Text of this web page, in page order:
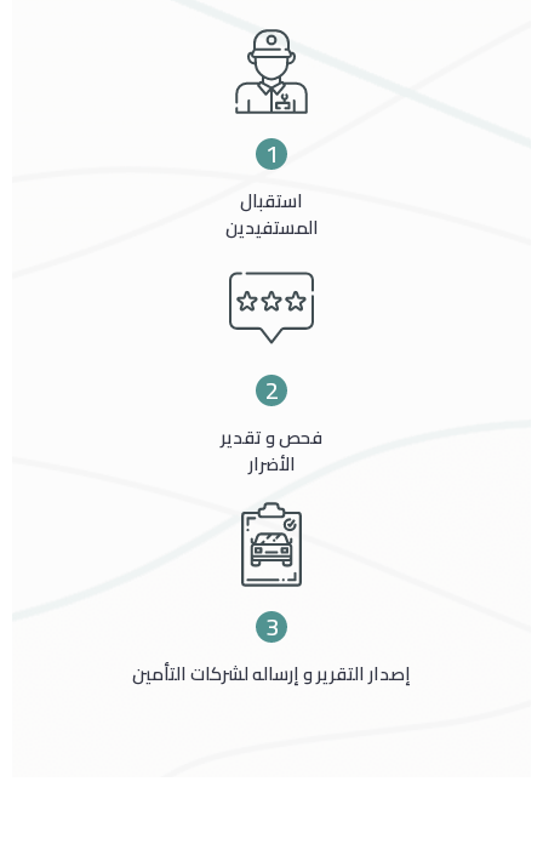
1
استقبال
المستفيدين
2
فحص و تقدير
الأضرار​
3
إصدار التقرير و إرساله لشركات التأمين​